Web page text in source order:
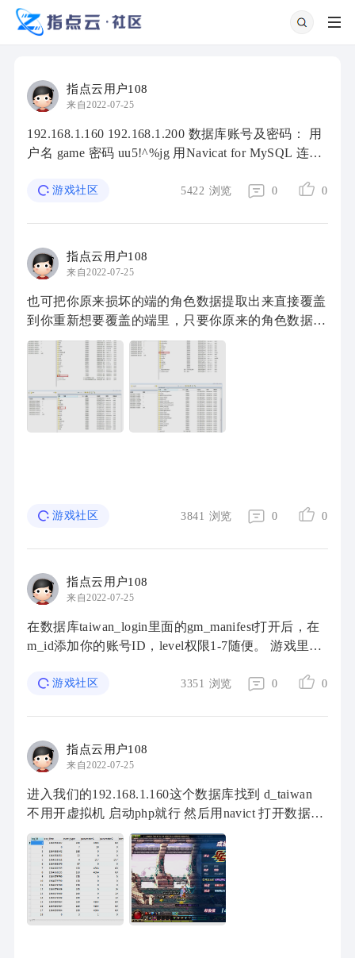
指点云用户108
来自2022-07-25
192.168.1.160 192.168.1.200 数据库账号及密码： 用
户名 game 密码 uu5!^%jg 用Navicat for MySQL 连接
对应列修改 taiwan_cain ...
游戏社区 5422 浏览 0 0
指点云用户108
来自2022-07-25
也可把你原来损坏的端的角色数据提取出来直接覆盖
到你重新想要覆盖的端里，只要你原来的角色数据不
是乱修改导致进不去游戏的都能用，下面上教程 1、
用Winscp连接上虚拟机服务端，然后按照我发的 ...
游戏社区 3841 浏览 0 0
指点云用户108
来自2022-07-25
在数据库taiwan_login里面的gm_manifest打开后，在
m_id添加你的账号ID，level权限1-7随便。 游戏里面
试，GM命令在pvf主目录里面clientonly/gmcmdma ...
游戏社区 3351 浏览 0 0
指点云用户108
来自2022-07-25
进入我们的192.168.1.160这个数据库找到 d_taiwan
不用开虚拟机 启动php就行 然后用navict 打开数据库
用php也行 只是个人觉得 navict看着 比较直观 第二
找到d_taiwan里面的 dnf_event_info以 ...